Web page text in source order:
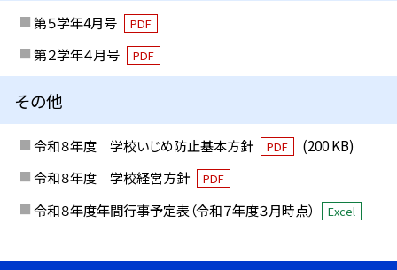
第５学年4月号 PDF
第２学年４月号 PDF
その他
令和８年度 学校いじめ防止基本方針 PDF
(200 KB)
令和８年度 学校経営方針
PDF
令和８年度年間行事予定表（令和７年度３月時点） Excel